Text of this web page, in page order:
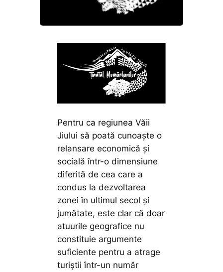
Pentru ca regiunea Văii
Jiului să poată cunoaște o
relansare economică și
socială într-o dimensiune
diferită de cea care a
condus la dezvoltarea
zonei în ultimul secol și
jumătate, este clar că doar
atuurile geografice nu
constituie argumente
suficiente pentru a atrage
turiștii într-un număr